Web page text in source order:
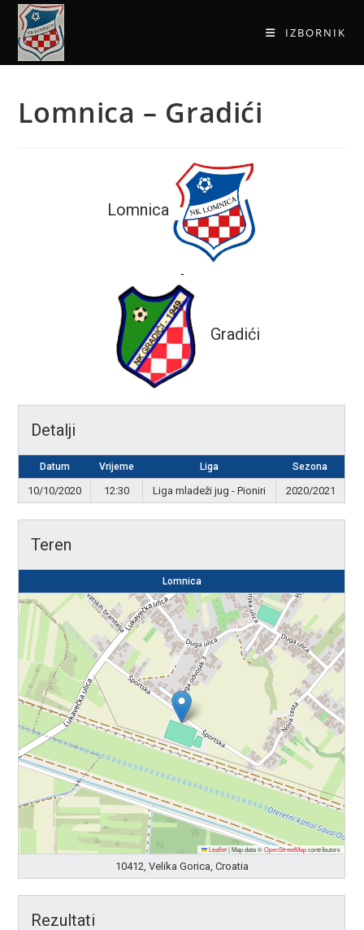
IZBORNIK
Lomnica – Gradići
Lomnica
-
Gradići
Detalji
Datum Vrijeme Liga Sezona
10/10/2020 12:30 Liga mladeži jug - Pioniri 2020/2021
Teren
Lomnica
Leaflet |Map data ©OpenStreetMapcontributors
10412, Velika Gorica, Croatia
Rezultati